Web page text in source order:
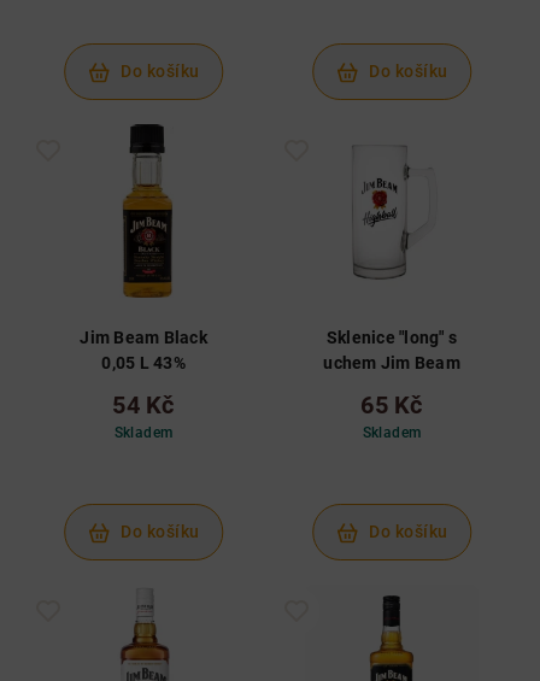
Do košíku Do košíku
Jim Beam Black
0,05 L 43%
54 Kč
Skladem
Do košíku
Sklenice "long" s
uchem Jim Beam
65 Kč
Skladem
Do košíku